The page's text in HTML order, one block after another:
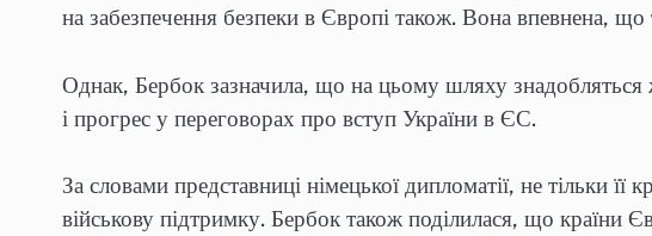
на забезпечення безпеки в Європі також. Вона впевнена, що
Однак, Бербок зазначила, що на цьому шляху знадобляться
і прогрес у переговорах про вступ України в ЄС.
За словами представниці німецької дипломатії, не тільки
військову підтримку. Бербок також поділилася, що країни